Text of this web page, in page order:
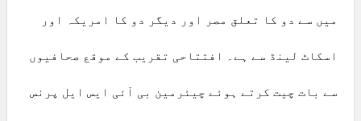
میں سے دو کا تعلق مصر اور دیگر دو کا امریکہ اور
اسکاٹ لینڈ سے ہے۔ افتتاحی تقریب کے موقع صحافیوں
سے بات چیت کرتے ہوئے چیئرمین بی آئی ایس ایل پرنس